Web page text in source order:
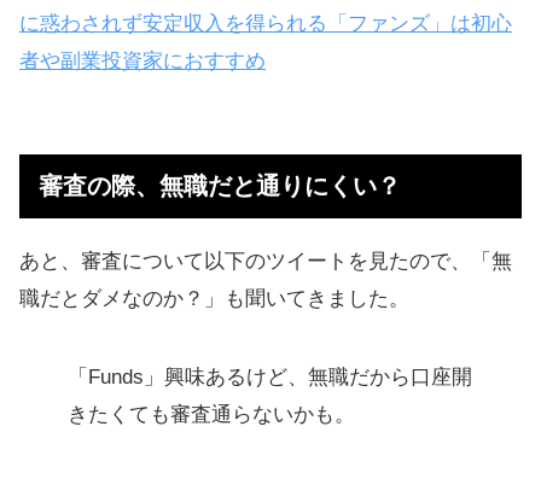
に惑わされず安定収入を得られる「ファンズ」は初心
者や副業投資家におすすめ
審査の際、無職だと通りにくい？
あと、審査について以下のツイートを見たので、「無
職だとダメなのか？」も聞いてきました。
「Funds」興味あるけど、無職だから口座開
きたくても審査通らないかも。